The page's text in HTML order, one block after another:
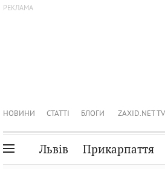
НОВИНИ СТАТТІ БЛОГИ ZAXID.NET TV
Львів Прикарпаття